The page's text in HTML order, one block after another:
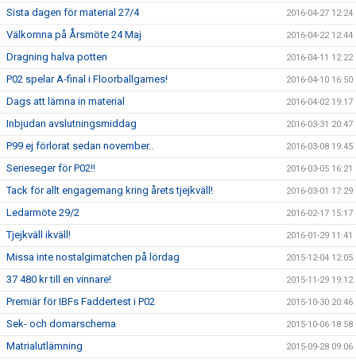
Sista dagen för material 27/4 2016-04-27 12:24
Välkomna på Årsmöte 24 Maj 2016-04-22 12:44
Dragning halva potten 2016-04-11 12:22
P02 spelar A-final i Floorballgames! 2016-04-10 16:50
Dags att lämna in material 2016-04-02 19:17
Inbjudan avslutningsmiddag 2016-03-31 20:47
P99 ej förlorat sedan november.. 2016-03-08 19:45
Serieseger för P02!! 2016-03-05 16:21
Tack för allt engagemang kring årets tjejkväll! 2016-03-01 17:29
Ledarmöte 29/2 2016-02-17 15:17
Tjejkväll ikväll! 2016-01-29 11:41
Missa inte nostalgimatchen på lördag 2015-12-04 12:05
37 480 kr till en vinnare! 2015-11-29 19:12
Premiär för IBFs Faddertest i P02 2015-10-30 20:46
Sek- och domarschema 2015-10-06 18:58
Matrialutlämning 2015-09-28 09:06